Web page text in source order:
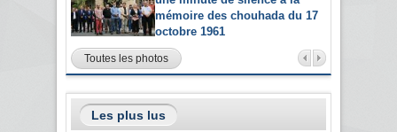
mémoire des chouhada du 17
octobre 1961
Toutes les photos
Les plus lus